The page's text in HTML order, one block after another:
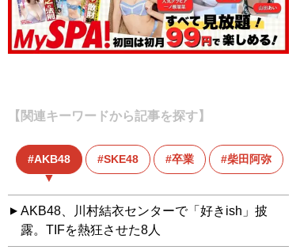
【関連キーワードから記事を探す】
AKB48 SKE48 卒業 柴田阿弥
AKB48、川村結衣センターで「好きish」披
露。TIFを熱狂させた8人